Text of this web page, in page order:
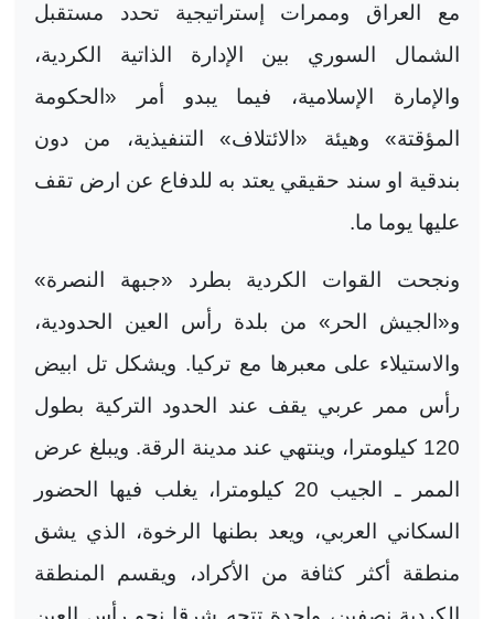
مع العراق وممرات إستراتيجية تحدد مستقبل
الشمال السوري بين الإدارة الذاتية الكردية،
والإمارة الإسلامية، فيما يبدو أمر «الحكومة
المؤقتة» وهيئة «الائتلاف» التنفيذية، من دون
بندقية او سند حقيقي يعتد به للدفاع عن ارض تقف
عليها يوما ما.
ونجحت القوات الكردية بطرد «جبهة النصرة»
و«الجيش الحر» من بلدة رأس العين الحدودية،
والاستيلاء على معبرها مع تركيا. ويشكل تل ابيض
رأس ممر عربي يقف عند الحدود التركية بطول
120 كيلومترا، وينتهي عند مدينة الرقة. ويبلغ عرض
الممر ـ الجيب 20 كيلومترا، يغلب فيها الحضور
السكاني العربي، ويعد بطنها الرخوة، الذي يشق
منطقة أكثر كثافة من الأكراد، ويقسم المنطقة